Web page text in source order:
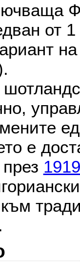
от
е
1919
.